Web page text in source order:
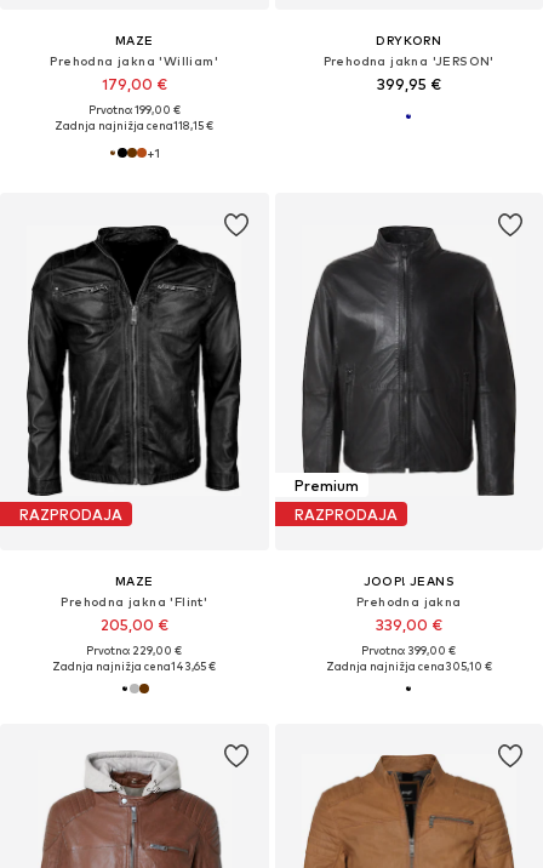
MAZE
Prehodna jakna 'William'
179,00 €
Prvotno: 199,00 €
Zadnja najnižja cena118,15 €
+1
DRYKORN
Prehodna jakna 'JERSON'
399,95 €
RAZPRODAJA
MAZE
Prehodna jakna 'Flint'
205,00 €
Prvotno: 229,00 €
Zadnja najnižja cena143,65 €
Premium
RAZPRODAJA
JOOP! JEANS
Prehodna jakna
339,00 €
Prvotno: 399,00 €
Zadnja najnižja cena305,10 €